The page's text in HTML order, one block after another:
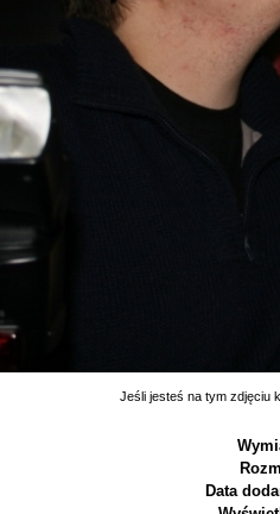
Jeśli jesteś na tym zdjęciu
Data